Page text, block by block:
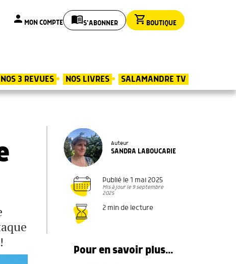
person MON COMPTE menu_bookS'ABONNER shopping_cart BOUTIQUE
NOS 3 REVUES NOS LIVRES SALAMANDRE TV
Auteur
SANDRA LABOUCARIE
Publié le 1 mai 2025
Mis à jour le 9 septembre
2025
2 min de lecture
Pour en savoir plus...